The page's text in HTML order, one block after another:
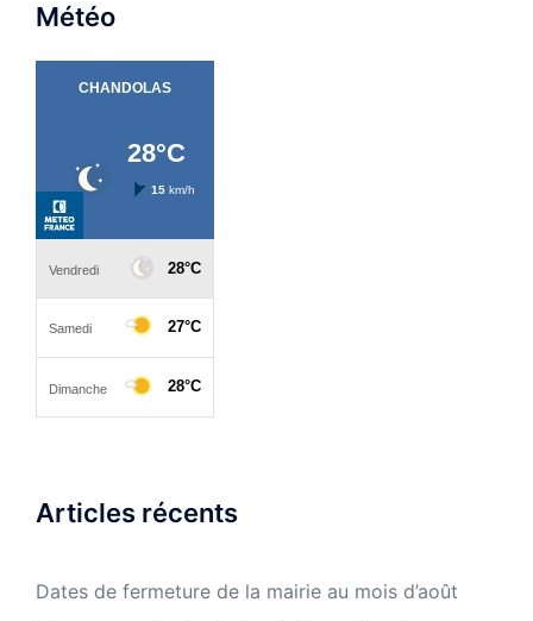
Météo
Articles récents
Dates de fermeture de la mairie au mois d’août